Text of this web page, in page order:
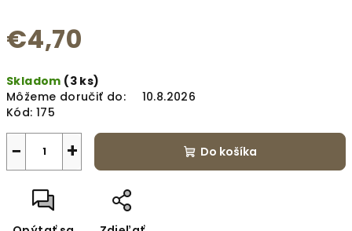
€4,70
cena:
Skladom (3 ks)
Môžeme doručiť do:
10.8.2026
Kód: 175
+
− Do košíka